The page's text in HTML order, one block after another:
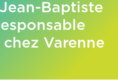
Baptiste
Varenne